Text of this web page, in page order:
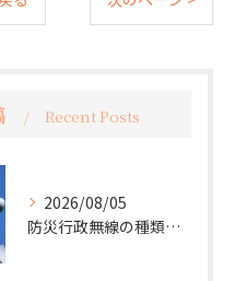
Recent Posts
2026/08/05
防災行政無線の種類について